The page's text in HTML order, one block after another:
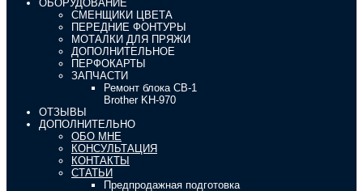
ОБОРУДОВАНИЕ
СМЕНЩИКИ ЦВЕТА
ПЕРЕДНИЕ ФОНТУРЫ
МОТАЛКИ ДЛЯ ПРЯЖИ
ДОПОЛНИТЕЛЬНОЕ
ПЕРФОКАРТЫ
ЗАПЧАСТИ
Ремонт блока CB-1
Brother KH-970
ОТЗЫВЫ
ДОПОЛНИТЕЛЬНО
ОБО МНЕ
КОНСУЛЬТАЦИЯ
КОНТАКТЫ
СТАТЬИ
Предпродажная подготовка